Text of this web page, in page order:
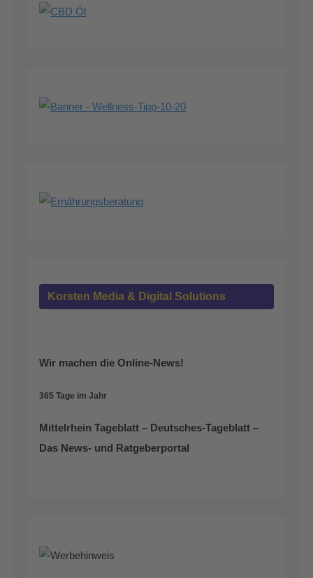
Korsten Media & Digital Solutions
Wir machen die Online-News!
365 Tage im Jahr
Mittelrhein Tageblatt – Deutsches-Tageblatt –
Das News- und Ratgeberportal